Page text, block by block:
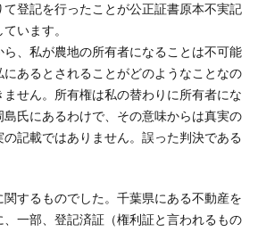
登記を行ったことが公正証書原本不実記
います。
ら、私が農地の所有者になることは不可能
あるとされることがどのようなことなの
せん。所有権は私の替わりに所有者にな
島氏にあるわけで、その意味からは真実の
記載ではありません。誤った判決である
関するものでした。千葉県にある不動産を
一部、登記済証（権利証と言われるもの